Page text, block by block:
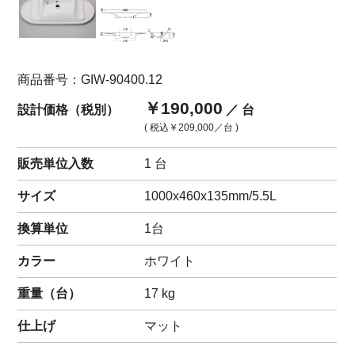
商品番号：GIW-90400.12
設計価格（税別） ￥190,000 ／ 台
( 税込 ￥209,000 ／台 )
販売単位入数 1 台
サイズ 1000x460x135mm/5.5L
換算単位 1台
カラー ホワイト
重量（台） 17 kg
仕上げ マット